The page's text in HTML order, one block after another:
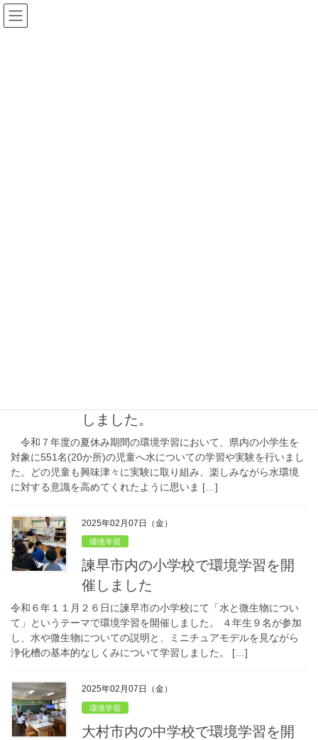
しました。
令和７年度の夏休み期間の環境学習において、県内の小学生を
対象に551名(20か所)の児童へ水についての学習や実験を行いまし
た。どの児童も興味津々に実験に取り組み、楽しみながら水環境
に対する意識を高めてくれたように思いま […]
2025年02月07日（金）
環境学習
諫早市内の小学校で環境学習を開
催しました
令和６年１１月２６日に諫早市の小学校にて「水と微生物につい
て」というテーマで環境学習を開催しました。 ４年生９名が参加
し、水や微生物についての説明と、ミニチュアモデルを見ながら
浄化槽の基本的なしくみについて学習しました。 […]
2025年02月07日（金）
環境学習
大村市内の中学校で環境学習を開